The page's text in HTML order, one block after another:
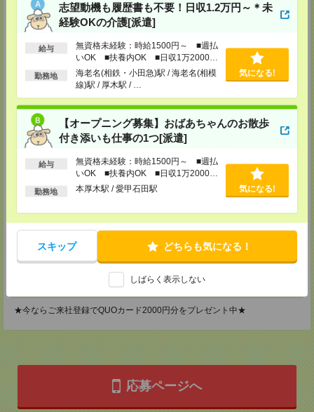
志望動機も履歴書も不要！日収1.2万円～＊未
経験OKの介護[派遣]
給与
無資格未経験：時給1500円～ ■週払
いOK ■扶養内OK ■日収1万2000円
以上
勤務地
海老名(相鉄・小田急)駅 / 海老名(相模
線)駅 / 厚木駅 / …
気になる!
【オープニング募集】おばあちゃんのお散歩
付き添いも仕事の1つ[派遣]
給与
無資格未経験：時給1500円～ ■週払
いOK ■扶養内OK ■日収1万2000円
以上
勤務地 本厚木駅 / 愛甲石田駅 気になる!
スキップ どちらも気になる！
しばらく表示しない
メディカルケア事業部 新宿オフィス
東京都新宿区新宿2-3-10 新宿御苑ビル6階
MAIL：tenshoku@nikken-ts.jp
メディカルケア事業部 立川事業所
TEL：0120-934-200
MAIL：tenshoku@nikken-ts.jp
担当：採用担当
メディカルケア事業部 町田オフィス
東京都町田市森野1-7-23 大樹生命町田ビル6F
TEL：0120-453-285
tenshoku@nikken-ts.jp
担当：採用担当
メディカルケア事業部 横浜オフィス
神奈川県横浜市保土ケ谷区神戸町134 横浜ビジネスパークサウスタワー
TEL：0120-901-799
MAIL：
tenshoku@nikken-ts.jp
★今ならご来社登録でQUOカード2000円分をプレゼント中★
応募ページへ